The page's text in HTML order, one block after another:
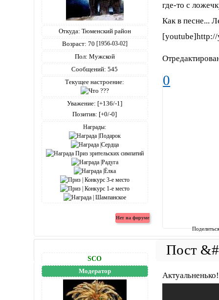
Откуда: Тюменский район
Возраст: 70 [1956-03-02]
Пол: Мужской
Сообщений: 545
Текущее настроение:
Уважение: [+136/-1]
Позитив: [+0/-0]
Награды:
где-то с
Как в песне...
0
SCO
Модератор